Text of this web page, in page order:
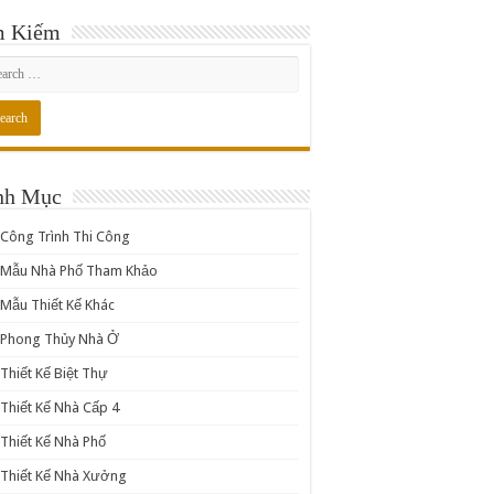
Kiếm
Mục
Công Trình Thi Công
Mẫu Nhà Phố Tham Khảo
Mẫu Thiết Kế Khác
Phong Thủy Nhà Ở
Thiết Kế Biệt Thự
Thiết Kế Nhà Cấp 4
Thiết Kế Nhà Phố
Thiết Kế Nhà Xưởng